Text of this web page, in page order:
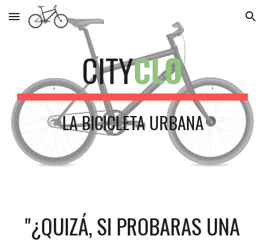
Skip to main content Skip to navigation
CITYCLO
LA BICICLETA URBANA
"¿QUIZÁ, SI PROBARAS UNA